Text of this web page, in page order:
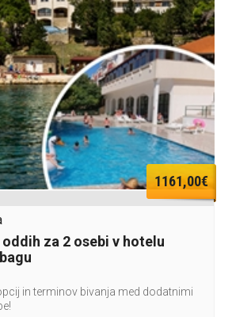
1161,00€
za 2 osebi v hotelu
in terminov bivanja med dodatnimi